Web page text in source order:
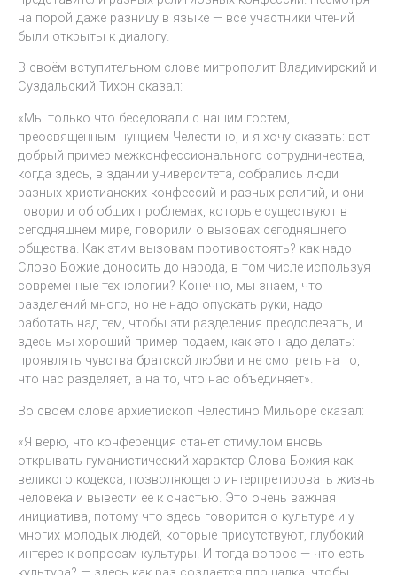
на порой даже разницу в языке — все участники чтений
были открыты к диалогу.
В своём вступительном слове митрополит Владимирский и
Суздальский Тихон сказал:
«Мы только что беседовали с нашим гостем,
преосвященным нунцием Челестино, и я хочу сказать: вот
добрый пример межконфессионального сотрудничества,
когда здесь, в здании университета, собрались люди
разных христианских конфессий и разных религий, и они
говорили об общих проблемах, которые существуют в
сегодняшнем мире, говорили о вызовах сегодняшнего
общества. Как этим вызовам противостоять? как надо
Слово Божие доносить до народа, в том числе используя
современные технологии? Конечно, мы знаем, что
разделений много, но не надо опускать руки, надо
работать над тем, чтобы эти разделения преодолевать, и
здесь мы хороший пример подаем, как это надо делать:
проявлять чувства братской любви и не смотреть на то,
что нас разделяет, а на то, что нас объединяет».
Во своём слове архиепископ Челестино Мильоре сказал:
«Я верю, что конференция станет стимулом вновь
открывать гуманистический характер Слова Божия как
великого кодекса, позволяющего интерпретировать жизнь
человека и вывести ее к счастью. Это очень важная
инициатива, потому что здесь говорится о культуре и у
многих молодых людей, которые присутствуют, глубокий
интерес к вопросам культуры. И тогда вопрос — что есть